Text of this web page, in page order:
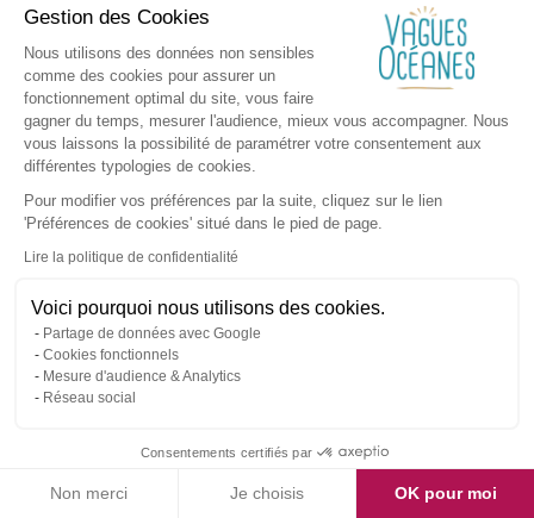
Gestion des Cookies
Nous utilisons des données non sensibles
comme des cookies pour assurer un
fonctionnement optimal du site, vous faire
gagner du temps, mesurer l'audience, mieux vous accompagner. Nous
vous laissons la possibilité de paramétrer votre consentement aux
différentes typologies de cookies.
Pour modifier vos préférences par la suite, cliquez sur le lien
'Préférences de cookies' situé dans le pied de page.
Lire la politique de confidentialité
Voici pourquoi nous utilisons des cookies.
Partage de données avec Google
Cookies fonctionnels
Mesure d'audience & Analytics
Réseau social
Consentements certifiés par
Non merci Je choisis OK pour moi